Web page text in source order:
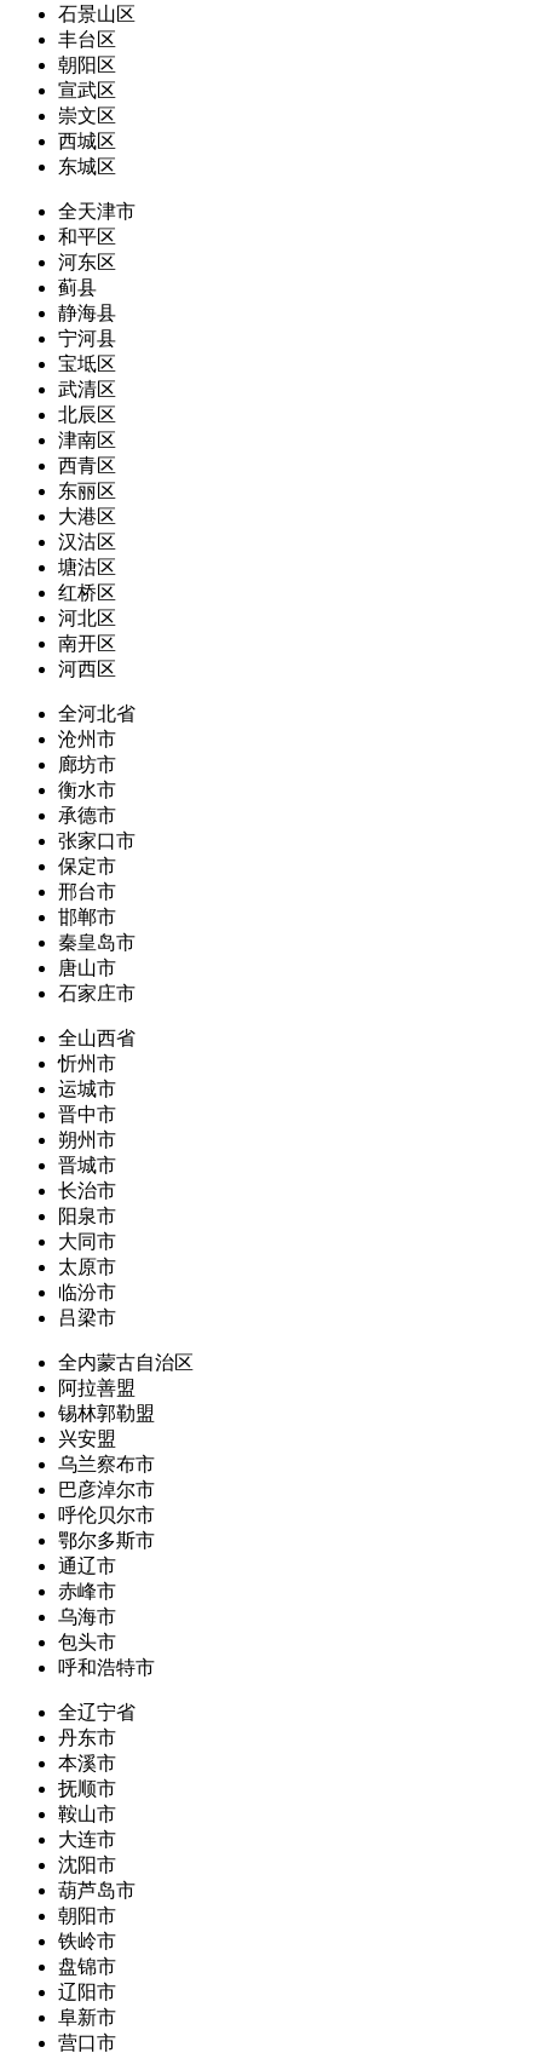
石景山区
丰台区
朝阳区
宣武区
崇文区
西城区
东城区
全天津市
和平区
河东区
蓟县
静海县
宁河县
宝坻区
武清区
北辰区
津南区
西青区
东丽区
大港区
汉沽区
塘沽区
红桥区
河北区
南开区
河西区
全河北省
沧州市
廊坊市
衡水市
承德市
张家口市
保定市
邢台市
邯郸市
秦皇岛市
唐山市
石家庄市
全山西省
忻州市
运城市
晋中市
朔州市
晋城市
长治市
阳泉市
大同市
太原市
临汾市
吕梁市
全内蒙古自治区
阿拉善盟
锡林郭勒盟
兴安盟
乌兰察布市
巴彦淖尔市
呼伦贝尔市
鄂尔多斯市
通辽市
赤峰市
乌海市
包头市
呼和浩特市
全辽宁省
丹东市
本溪市
抚顺市
鞍山市
大连市
沈阳市
葫芦岛市
朝阳市
铁岭市
盘锦市
辽阳市
阜新市
营口市